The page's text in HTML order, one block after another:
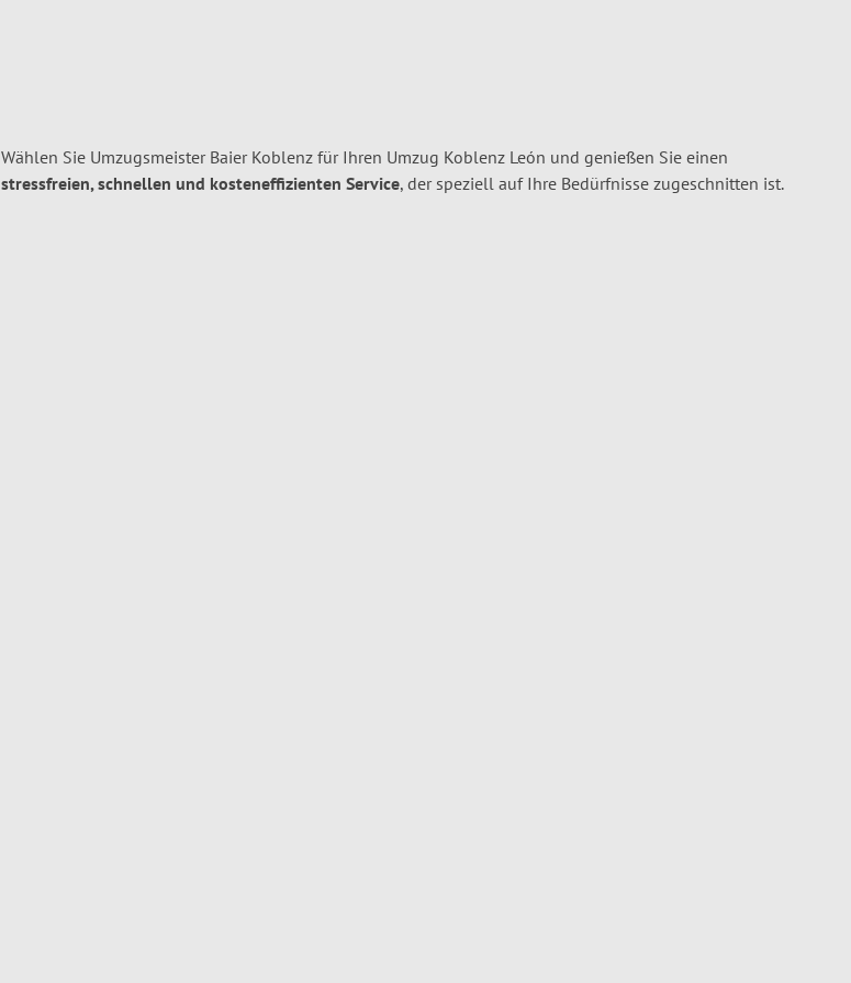
Wählen Sie Umzugsmeister Baier Koblenz für Ihren Umzug Koblenz León und genießen Sie einen
stressfreien, schnellen und kosteneffizienten Service, der speziell auf Ihre Bedürfnisse zugeschnitten ist.